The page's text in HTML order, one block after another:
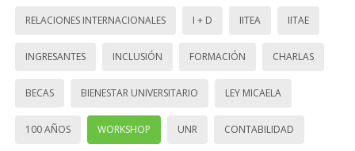
RELACIONES INTERNACIONALES I + D IITEA IITAE
INGRESANTES INCLUSIÓN FORMACIÓN CHARLAS
BECAS BIENESTAR UNIVERSITARIO LEY MICAELA
100 AÑOS WORKSHOP UNR CONTABILIDAD